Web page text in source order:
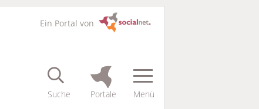
Ein Portal von